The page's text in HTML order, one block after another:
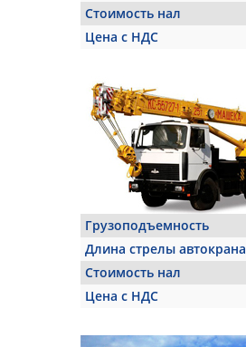
Стоимость нал
Цена с НДС
Грузоподъемность
Длина стрелы автокрана
Стоимость нал
Цена с НДС